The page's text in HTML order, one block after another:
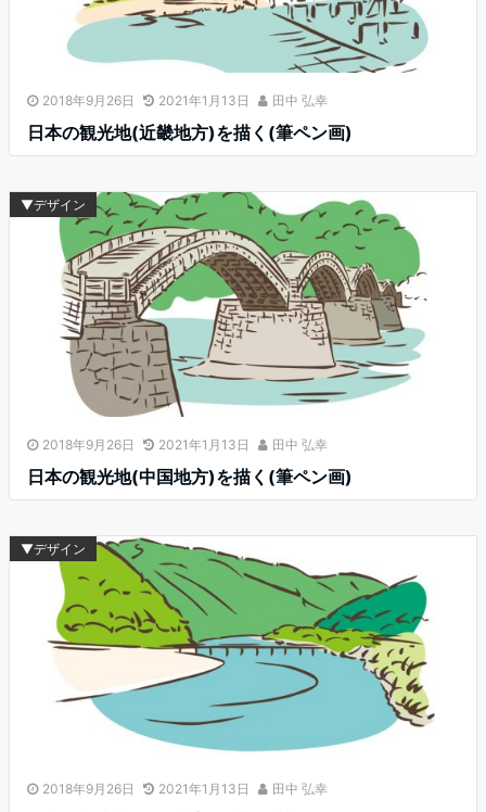
2018年9月26日 2021年1月13日 田中 弘幸
日本の観光地(近畿地方)を描く(筆ペン画)
▼デザイン
2018年9月26日 2021年1月13日 田中 弘幸
日本の観光地(中国地方)を描く(筆ペン画)
▼デザイン
2018年9月26日 2021年1月13日 田中 弘幸